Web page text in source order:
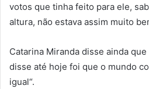
votos que tinha feito para ele,
altura, não estava assim muito
Catarina Miranda disse ainda
disse até hoje foi que o mundo
igual“.